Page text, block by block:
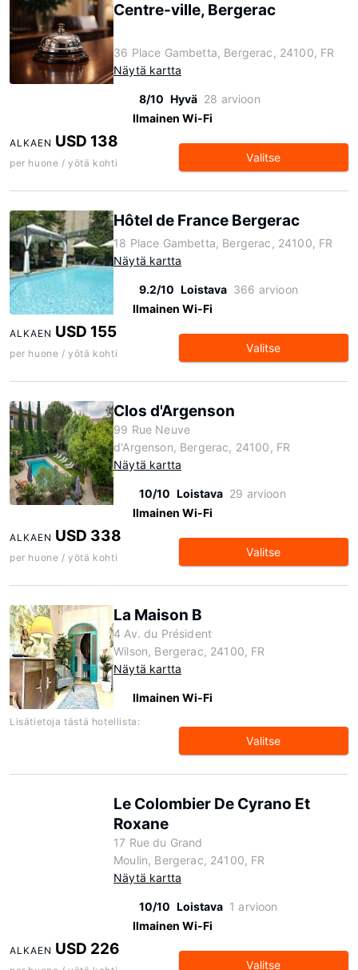
Centre-ville, Bergerac
36 Place Gambetta, Bergerac, 24100, FR
Näytä kartta
8/10 Hyvä 28 arvioon
Ilmainen Wi-Fi
ALKAEN USD 138
per huone / yötä kohti Valitse
Hôtel de France Bergerac
18 Place Gambetta, Bergerac, 24100, FR
Näytä kartta
9.2/10 Loistava 366 arvioon
Ilmainen Wi-Fi
ALKAEN USD 155
per huone / yötä kohti Valitse
Clos d'Argenson
99 Rue Neuve
d'Argenson, Bergerac, 24100, FR
Näytä kartta
10/10 Loistava 29 arvioon
Ilmainen Wi-Fi
ALKAEN USD 338
per huone / yötä kohti Valitse
La Maison B
4 Av. du Président
Wilson, Bergerac, 24100, FR
Näytä kartta
Ilmainen Wi-Fi
Lisätietoja tästä hotellista:
Valitse
Le Colombier De Cyrano Et
Roxane
17 Rue du Grand
Moulin, Bergerac, 24100, FR
Näytä kartta
10/10 Loistava 1 arvioon
Ilmainen Wi-Fi
ALKAEN USD 226
Valitse